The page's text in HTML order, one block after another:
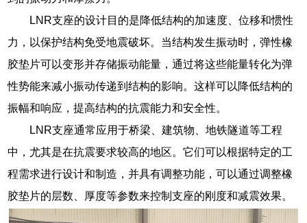
LNR支座的设计目的是降低结构的加速度、位移和惯性
力，以保护结构免受地震破坏。当结构发生振动时，弹性橡
胶垫片可以变形并存储振动能量，通过将这些能量转化为弹
性势能来减小振动传递到结构的影响。这样可以降低结构的
振幅和响应，提高结构的抗震能力和安全性。
LNR支座通常应用于桥梁、建筑物、地铁隧道等工程
中，尤其是在抗震要求较高的地区。它们可以根据特定的工
程需求进行设计和制造，并具有调整功能，可以通过调整橡
胶垫片的层数、厚度等参数来控制支座的刚度和减震效果。